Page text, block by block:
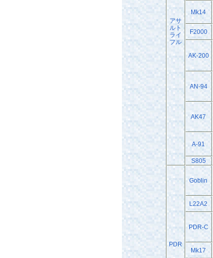
アサ
ルト
ライ
フル
Mk14
F2000
AK-200
AN-94
AK47
A-91
S805
PDR
Goblin
L22A2
PDR-C
Mk17